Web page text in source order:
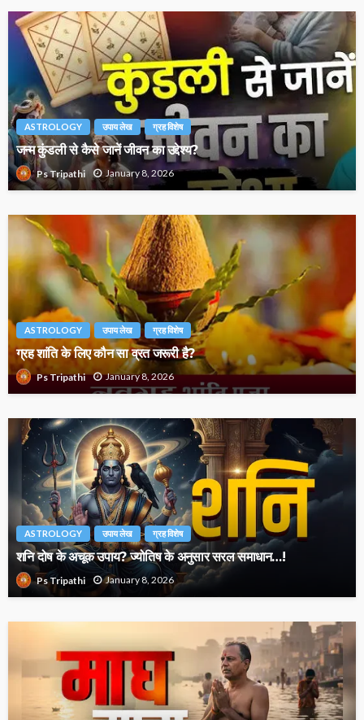
ASTROLOGY उपाय लेख ग्रह विशेष
जन्म कुंडली से कैसे जानें जीवन का उद्देश्य?
Ps Tripathi January 8, 2026
ASTROLOGY उपाय लेख ग्रह विशेष
ग्रह शांति के लिए कौन सा व्रत जरूरी है?
Ps Tripathi January 8, 2026
ASTROLOGY उपाय लेख ग्रह विशेष
शनि दोष के अचूक उपाय? ज्योतिष के अनुसार सरल समाधान…!
Ps Tripathi January 8, 2026